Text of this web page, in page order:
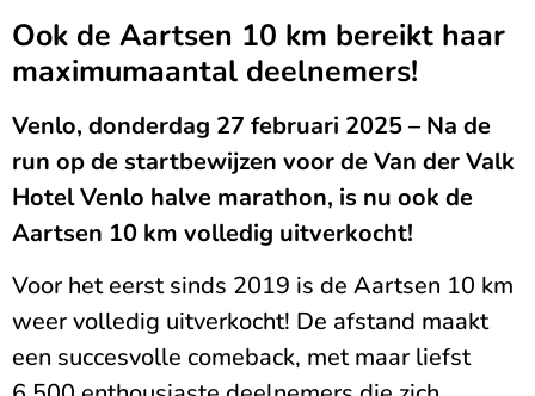
Ook de Aartsen 10 km bereikt haar
maximumaantal deelnemers!
Venlo, donderdag 27 februari 2025 – Na de
run op de startbewijzen voor de Van der Valk
Hotel Venlo halve marathon, is nu ook de
Aartsen 10 km volledig uitverkocht!
Voor het eerst sinds 2019 is de Aartsen 10 km
weer volledig uitverkocht! De afstand maakt
een succesvolle comeback, met maar liefst